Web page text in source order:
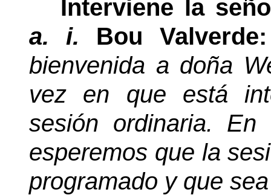
Interviene la
a. i. Bou
bienvenida a doña
vez en que está
sesión ordinaria.
esperemos que la
programado y que